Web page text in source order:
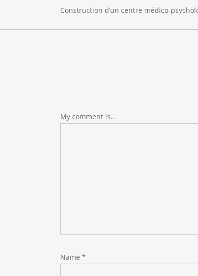
Construction d’un centre médico-
My comment is..
Name *